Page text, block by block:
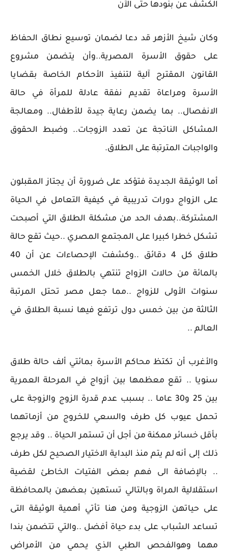
الكشف عن بنودها حتى الآن
وكان شيخ الأزهر قد دعا لضمان توسيع نطاق الحفاظ
على حقوق الأسرة المصرية..وأن يتضمن مشروع
القانون المقترح آلية لتنفيذ الأحكام الخاصة بقضايا
الأسرة ومراعاة تقديم نفقة عادلة للمرأة في حالة
الانفصال.. بما يضمن رعاية جيدة للأطفال.. ومعالجة
المشاكل الناتجة عن تعدد الزوجات.. وضبط الحقوق
والواجبات المترتبة على الطلاق.
أما الوثيقة الجديدة فتؤكد على ضرورة أن يجتاز المقبلون
على الزواج دورات تدريبية في كيفية التعامل في الحياة
المشتركة..بهدف الحد من مشكلة الطلاق التي أصبحت
تشكل خطرا كبيرا على المجتمع المصري ..حيث تقع حالة
طلاق كل 4 دقائق ..وكشفت الإحصاءات عن أن 40
بالمائة من حالات الزواج تنتهي بالطلاق خلال الخمس
سنوات الأولى للزواج ..مما جعل مصر تحتل المرتبة
الثالثة من بين خمس دول ترتفع فيها نسبة الطلاق في
العالم ..
والأغرب أن تكتظ محاكم الأسرة بمائتي ألف حالة طلاق
سنويا .. تقع معظمها بين أزواج في المرحلة العمرية
بين 25 و30 عاما .. بسبب عدم قدرة الزوج والزوجة على
تحمل عيوب كل طرف والسعي للخروج من أزماتهما
بأقل خسائر ممكنة من أجل أن تستمر الحياة .. وقد يرجع
ذلك إلى أنه لم يتم منذ البداية الاختيار الصحيح لكل طرف
.. بالإضافة الى فهم بعض الفتيات الخاطئ لقضية
استقلالية المراة وبالتالي تستهين بعضهن بالمحافظة
على حياتهن الزوجية ومن هنا تأتي أهمية الوثيقة التى
تساعد الشباب على بدء حياة أفضل ..والتي تتضمن بندا
مهما وهوالفحص الطبي الذي يحمي من الأمراض